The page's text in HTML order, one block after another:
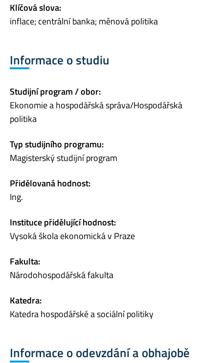
Klíčová slova:
inflace; centrální banka; měnová politika
Informace o studiu
Studijní program / obor:
Ekonomie a hospodářská správa/Hospodářská
politika
Typ studijního programu:
Magisterský studijní program
Přidělovaná hodnost:
Ing.
Instituce přidělující hodnost:
Vysoká škola ekonomická v Praze
Fakulta:
Národohospodářská fakulta
Katedra:
Katedra hospodářské a sociální politiky
Informace o odevzdání a obhajobě